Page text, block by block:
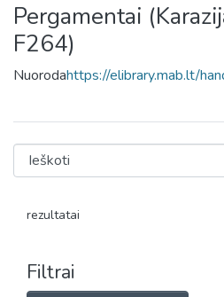
Pergamentai
F264)
Nuorodahttps://elibrary.mab.lt/
rezultatai
Filtrai